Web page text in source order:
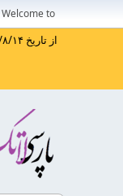
Welcome to
از تاریخ ۱۳۹۳/۸/۱۴ به